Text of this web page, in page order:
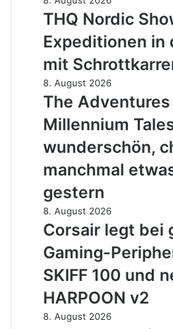
Vormarsch
mit
riesigem
Zaubereiministerium
Nordic
Showcase
2026:
Expeditionen
in
den
Horror
mit
Schrottkarren
THQ Nordic
Expeditionen in
mit
The
Adventures
Elliot:
The
Millennium
Tales
–
wunderschön,
charmant
und
manchmal
etwas
zu
sehr
von
gestern
8. August 2026
The
Millennium
wunderschön,
manchmal
gestern
Corsair
legt
bei
günstiger
Gaming-
Peripherie
nach:
SKIFF
8. August 2026
Corsair legt bei
Gaming-
SKIFF 100 und
HARPOON v2
Datenleck
8. August 2026